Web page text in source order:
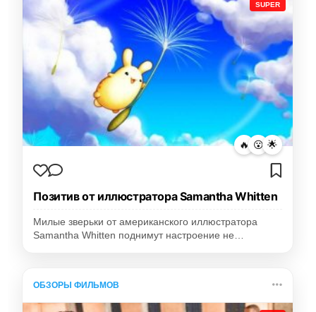
SUPER
🔥 😮 🌟
Позитив от иллюстратора Samantha Whitten
Милые зверьки от американского иллюстратора
Samantha Whitten поднимут настроение не…
ОБЗОРЫ ФИЛЬМОВ